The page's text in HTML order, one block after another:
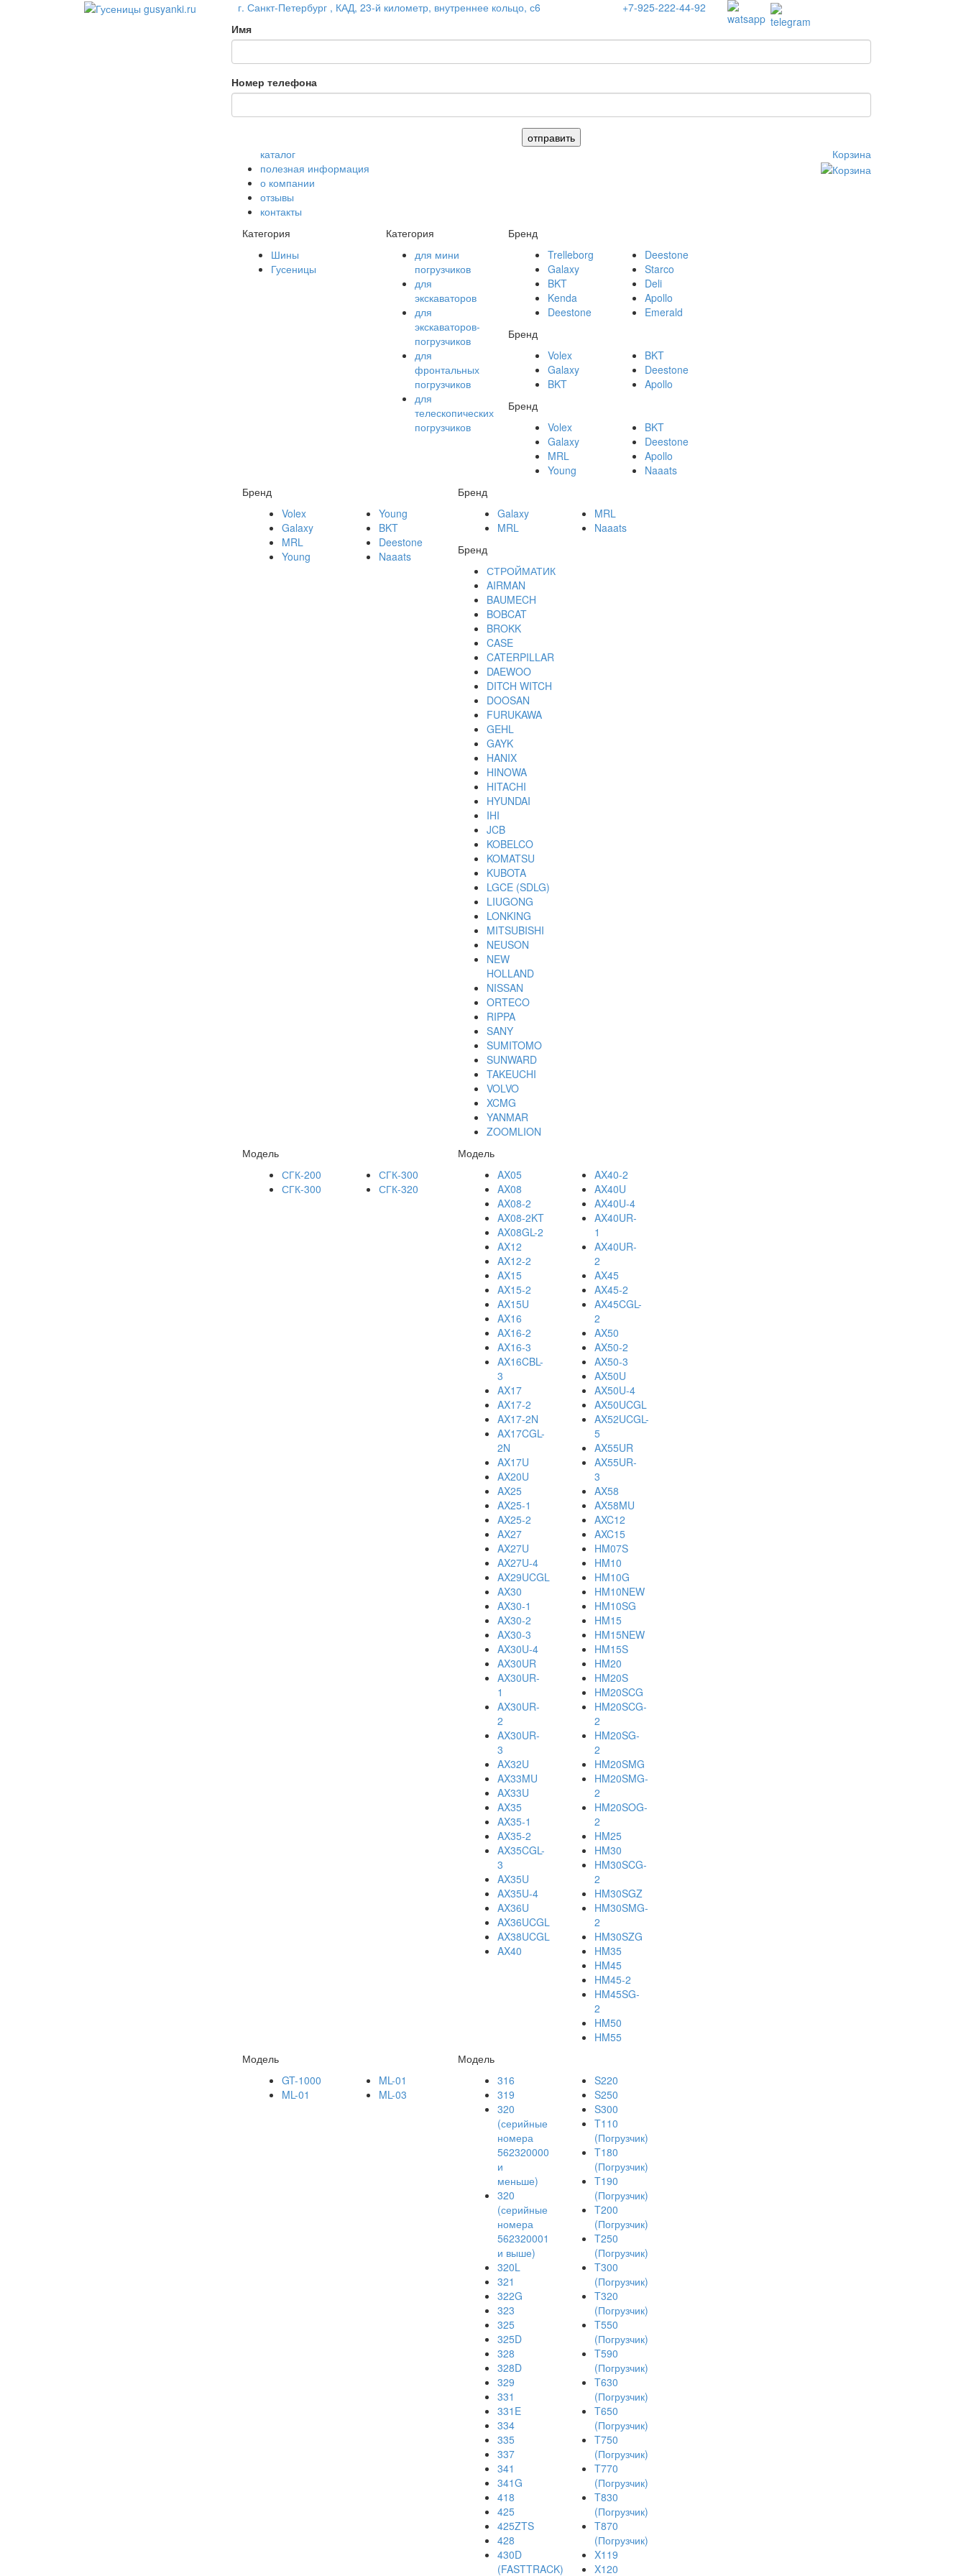
г. Санкт-Петербург , КАД, 23-й километр, внутреннее кольцо, с6
+7-925-222-44-92
Имя
Номер телефона
каталог
полезная информация
о компании
отзывы
контакты
Категория
Шины
Гусеницы
Категория
для мини
погрузчиков
для
экскаваторов
для
экскаваторов-
погрузчиков
для
фронтальных
погрузчиков
для
телескопических
погрузчиков
Бренд
Trelleborg
Galaxy
BKT
Kenda
Deestone
Deestone
Starco
Deli
Apollo
Emerald
Бренд
Volex
Galaxy
BKT
BKT
Deestone
Apollo
Бренд
Volex
Galaxy
MRL
Young
BKT
Deestone
Apollo
Naaats
Бренд
Volex
Galaxy
MRL
Young
Young
BKT
Deestone
Naaats
Бренд
Galaxy
MRL
MRL
Naaats
Бренд
СТРОЙМАТИК
AIRMAN
BAUMECH
BOBCAT
BROKK
CASE
CATERPILLAR
DAEWOO
DITCH WITCH
DOOSAN
FURUKAWA
GEHL
GAYK
HANIX
HINOWA
HITACHI
HYUNDAI
IHI
JCB
KOBELCO
KOMATSU
KUBOTA
LGCE (SDLG)
LIUGONG
LONKING
MITSUBISHI
NEUSON
NEW
HOLLAND
NISSAN
ORTECO
RIPPA
SANY
SUMITOMO
SUNWARD
TAKEUCHI
VOLVO
XCMG
YANMAR
ZOOMLION
Модель
СГК-200
СГК-300
СГК-300
СГК-320
Модель
AX05
AX08
AX08-2
AX08-2KT
AX08GL-2
AX12
AX12-2
AX15
AX15-2
AX15U
AX16
AX16-2
AX16-3
AX16CBL-
3
AX17
AX17-2
AX17-2N
AX17CGL-
2N
AX17U
AX20U
AX25
AX25-1
AX25-2
AX27
AX27U
AX27U-4
AX29UCGL
AX30
AX30-1
AX30-2
AX30-3
AX30U-4
AX30UR
AX30UR-
1
AX30UR-
2
AX30UR-
3
AX32U
AX33MU
AX33U
AX35
AX35-1
AX35-2
AX35CGL-
3
AX35U
AX35U-4
AX36U
AX36UCGL
AX38UCGL
AX40
AX40-2
AX40U
AX40U-4
AX40UR-
1
AX40UR-
2
AX45
AX45-2
AX45CGL-
2
AX50
AX50-2
AX50-3
AX50U
AX50U-4
AX50UCGL
AX52UCGL-
5
AX55UR
AX55UR-
3
AX58
AX58MU
AXC12
AXC15
HM07S
HM10
HM10G
HM10NEW
HM10SG
HM15
HM15NEW
HM15S
HM20
HM20S
HM20SCG
HM20SCG-
2
HM20SG-
2
HM20SMG
HM20SMG-
2
HM20SOG-
2
HM25
HM30
HM30SCG-
2
HM30SGZ
HM30SMG-
2
HM30SZG
HM35
HM45
HM45-2
HM45SG-
2
HM50
HM55
Модель
GT-1000
ML-01
ML-01
ML-03
Модель
316
319
320
(серийные
номера
562320000
и
меньше)
320
(серийные
номера
562320001
и выше)
320L
321
322G
323
325
325D
328
328D
329
331
331E
334
335
337
341
341G
418
425
425ZTS
428
430D
(FASTTRACK)
S220
S250
S300
T110
(Погрузчик)
T180
(Погрузчик)
T190
(Погрузчик)
T200
(Погрузчик)
T250
(Погрузчик)
T300
(Погрузчик)
T320
(Погрузчик)
T550
(Погрузчик)
T590
(Погрузчик)
T630
(Погрузчик)
T650
(Погрузчик)
T750
(Погрузчик)
T770
(Погрузчик)
T830
(Погрузчик)
T870
(Погрузчик)
X119
X120
Корзина